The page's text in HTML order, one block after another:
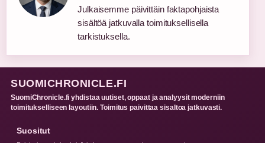
Julkaisemme päivittäin faktapohjaista
sisältöä jatkuvalla toimituksellisella
tarkistuksella.
SUOMICHRONICLE.FI
SuomiChronicle.fi yhdistaa uutiset, oppaat ja analyysit moderniin
toimitukselliseen layoutiin. Toimitus paivittaa sisaltoa jatkuvasti.
Suositut